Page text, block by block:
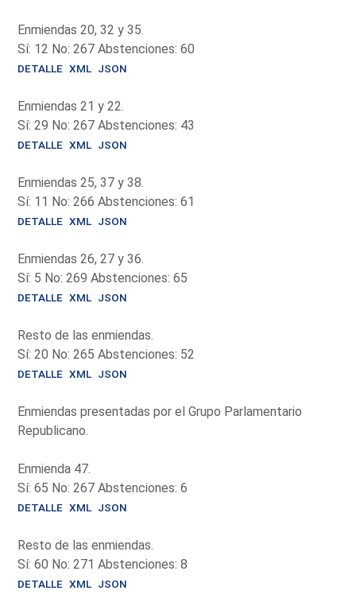
Enmiendas 20, 32 y 35.
Sí: 12 No: 267 Abstenciones: 60
DETALLE XML JSON
Enmiendas 21 y 22.
Sí: 29 No: 267 Abstenciones: 43
DETALLE XML JSON
Enmiendas 25, 37 y 38.
Sí: 11 No: 266 Abstenciones: 61
DETALLE XML JSON
Enmiendas 26, 27 y 36.
Sí: 5 No: 269 Abstenciones: 65
DETALLE XML JSON
Resto de las enmiendas.
Sí: 20 No: 265 Abstenciones: 52
DETALLE XML JSON
Enmiendas presentadas por el Grupo Parlamentario
Republicano.
Enmienda 47.
Sí: 65 No: 267 Abstenciones: 6
DETALLE XML JSON
Resto de las enmiendas.
Sí: 60 No: 271 Abstenciones: 8
DETALLE XML JSON